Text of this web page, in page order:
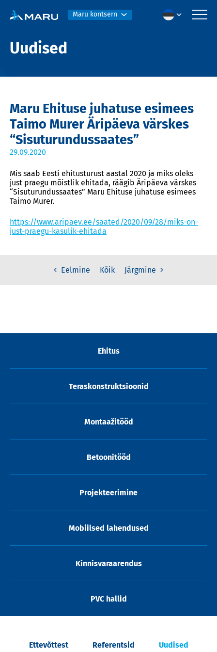
Maru kontsern
Uudised
Maru Ehituse juhatuse esimees
Taimo Murer Äripäeva värskes
“Sisuturundussaates”
29.09.2020
Mis saab Eesti ehitusturust aastal 2020 ja miks oleks
just praegu mõistlik ehitada, räägib Äripäeva värskes
“Sisuturundussaates” Maru Ehituse juhatuse esimees
Taimo Murer.
https://www.aripaev.ee/saated/2020/09/28/miks-on-
just-praegu-kasulik-ehitada
Eelmine Kõik Järgmine
Ehitus
Teraskonstruktsioonid
Montaažitööd
Betoonitööd
Projekteerimine
Mobiilsed lahendused
Kinnisvaraarendus
PVC hallid
Ettevõttest Referentsid Uudised